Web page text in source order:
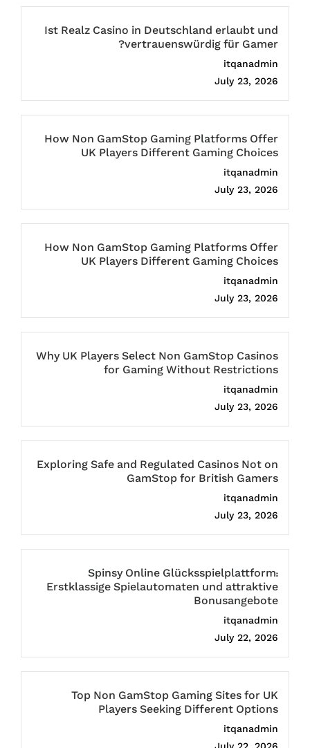
Ist Realz Casino in Deutschland erlaubt und
vertrauenswürdig für Gamer?
itqanadmin
July 23, 2026
How Non GamStop Gaming Platforms Offer
UK Players Different Gaming Choices
itqanadmin
July 23, 2026
How Non GamStop Gaming Platforms Offer
UK Players Different Gaming Choices
itqanadmin
July 23, 2026
Why UK Players Select Non GamStop Casinos
for Gaming Without Restrictions
itqanadmin
July 23, 2026
Exploring Safe and Regulated Casinos Not on
GamStop for British Gamers
itqanadmin
July 23, 2026
Spinsy Online Glücksspielplattform:
Erstklassige Spielautomaten und attraktive
Bonusangebote
itqanadmin
July 22, 2026
Top Non GamStop Gaming Sites for UK
Players Seeking Different Options
itqanadmin